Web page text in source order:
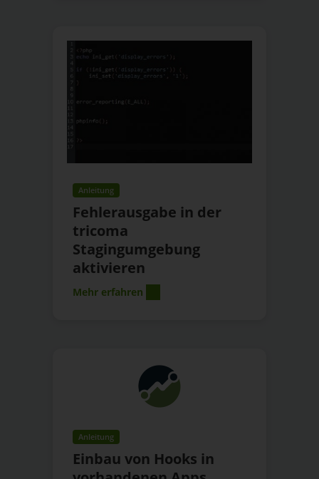
Anleitung
Fehlerausgabe in der
tricoma
Stagingumgebung
aktivieren
Mehr erfahren
Anleitung
Einbau von Hooks in